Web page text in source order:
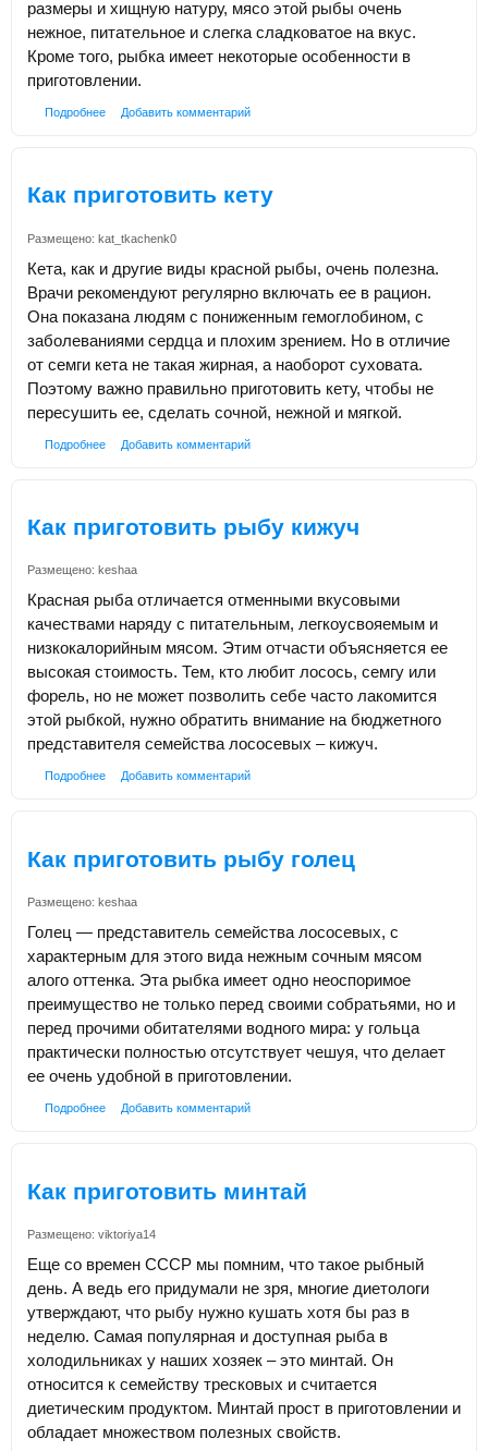
размеры и хищную натуру, мясо этой рыбы очень
нежное, питательное и слегка сладковатое на вкус.
Кроме того, рыбка имеет некоторые особенности в
приготовлении.
Подробнее Добавить комментарий
Как приготовить кету
Размещено: kat_tkachenk0
Кета, как и другие виды красной рыбы, очень полезна.
Врачи рекомендуют регулярно включать ее в рацион.
Она показана людям с пониженным гемоглобином, с
заболеваниями сердца и плохим зрением. Но в отличие
от семги кета не такая жирная, а наоборот суховата.
Поэтому важно правильно приготовить кету, чтобы не
пересушить ее, сделать сочной, нежной и мягкой.
Подробнее Добавить комментарий
Как приготовить рыбу кижуч
Размещено: keshaa
Красная рыба отличается отменными вкусовыми
качествами наряду с питательным, легкоусвояемым и
низкокалорийным мясом. Этим отчасти объясняется ее
высокая стоимость. Тем, кто любит лосось, семгу или
форель, но не может позволить себе часто лакомится
этой рыбкой, нужно обратить внимание на бюджетного
представителя семейства лососевых – кижуч.
Подробнее Добавить комментарий
Как приготовить рыбу голец
Размещено: keshaa
Голец — представитель семейства лососевых, с
характерным для этого вида нежным сочным мясом
алого оттенка. Эта рыбка имеет одно неоспоримое
преимущество не только перед своими собратьями, но и
перед прочими обитателями водного мира: у гольца
практически полностью отсутствует чешуя, что делает
ее очень удобной в приготовлении.
Подробнее Добавить комментарий
Как приготовить минтай
Размещено: viktoriya14
Еще со времен СССР мы помним, что такое рыбный
день. А ведь его придумали не зря, многие диетологи
утверждают, что рыбу нужно кушать хотя бы раз в
неделю. Самая популярная и доступная рыба в
холодильниках у наших хозяек – это минтай. Он
относится к семейству тресковых и считается
диетическим продуктом. Минтай прост в приготовлении и
обладает множеством полезных свойств.